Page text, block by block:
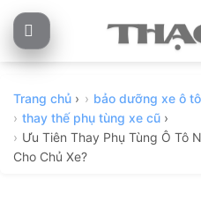
Skip
to
Trang chủ › bảo dưỡng xe ô
thay thế phụ tùng xe cũ ›
Ưu Tiên Thay Phụ Tùng Ô Tô
Cho Chủ Xe?